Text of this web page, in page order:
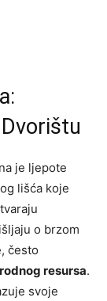
je ljepote
lišća koje
o brzom
često
resursa.
svoje